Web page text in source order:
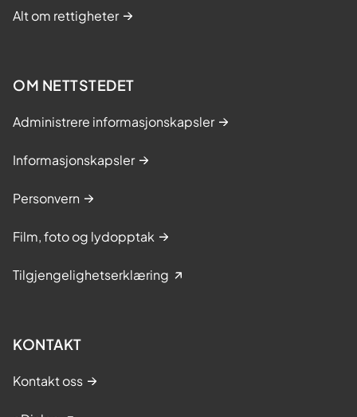
Alt om rettigheter
OM NETTSTEDET
Administrere informasjonskapsler
Informasjonskapsler
Personvern
Film, foto og lydopptak
Tilgjengelighetserklæring
KONTAKT
Kontakt oss